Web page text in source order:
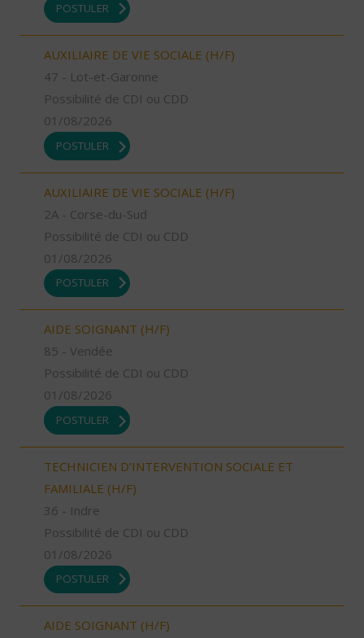
POSTULER
AUXILIAIRE DE VIE SOCIALE (H/F)
47 - Lot-et-Garonne
Possibilité de CDI ou CDD
01/08/2026
POSTULER
AUXILIAIRE DE VIE SOCIALE (H/F)
2A - Corse-du-Sud
Possibilité de CDI ou CDD
01/08/2026
POSTULER
AIDE SOIGNANT (H/F)
85 - Vendée
Possibilité de CDI ou CDD
01/08/2026
POSTULER
TECHNICIEN D’INTERVENTION SOCIALE ET
FAMILIALE (H/F)
36 - Indre
Possibilité de CDI ou CDD
01/08/2026
POSTULER
AIDE SOIGNANT (H/F)